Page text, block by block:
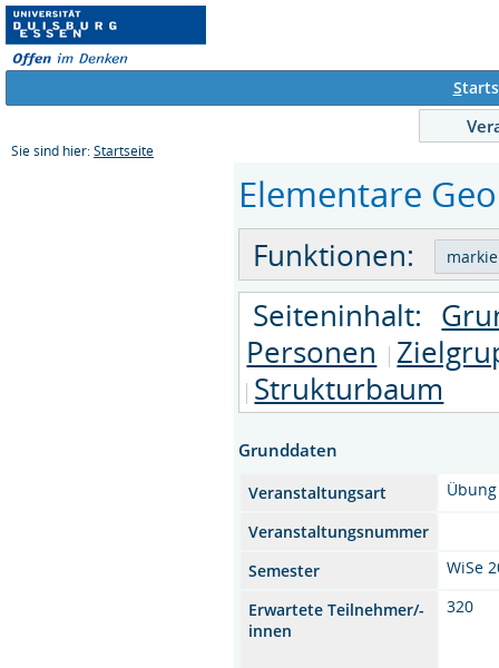
S
Sie sind hier: Startseite
Elementare
Funktionen:
Seiteninhalt:
Personen
Strukturbaum
Grunddaten
Veranstaltungsart
Übung
Veranstaltungsnummer
Semester
WiSe
Erwartete Teilnehmer/-
innen
320